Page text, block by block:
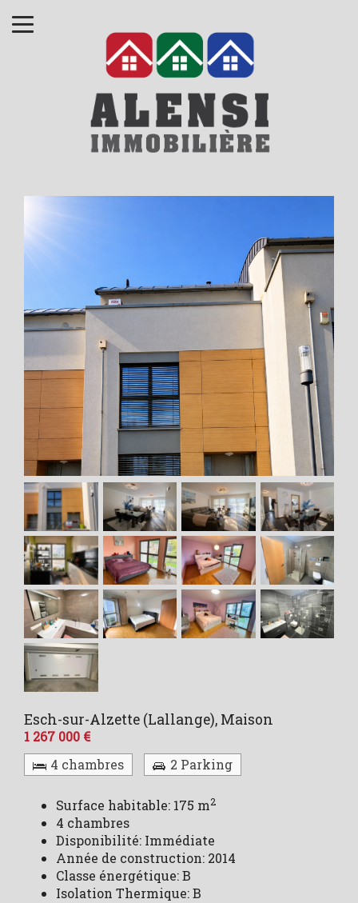
Esch-sur-Alzette (Lallange), Maison
1 267 000 €
4 chambres
2 Parking
Surface habitable: 175 m2
4 chambres
Disponibilité: Immédiate
Année de construction: 2014
Classe énergétique: B
Isolation Thermique: B